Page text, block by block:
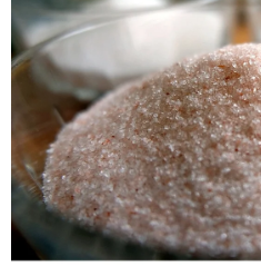
hvězdiček.